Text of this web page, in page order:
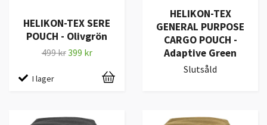
HELIKON-TEX SERE
POUCH - Olivgrön
499 kr399 kr
I lager
HELIKON-TEX
GENERAL PURPOSE
CARGO POUCH -
Adaptive Green
Slutsåld